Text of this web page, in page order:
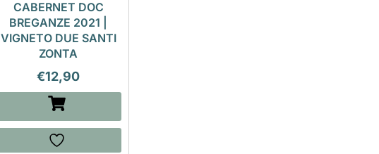
CABERNET DOC
BREGANZE 2021 |
VIGNETO DUE SANTI
ZONTA
€12,90